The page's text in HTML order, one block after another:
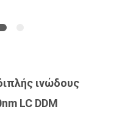
ινώδους
LC DDM